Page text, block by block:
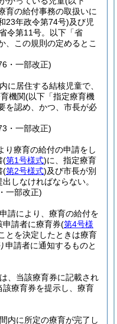
育の給付事務の取扱いに
23年政令第74号)及び児
令第11号。以下「省
、この規則の定めるとこ
・一部改正)
に居住する結核児童で、
機関(以下「指定療育機
を認め、かつ、市長が必
・一部改正)
り療育の給付の申請をし
(第1号様式)に、指定療育
(第2号様式)及び市長が別
しなければならない。
一部改正)
請により、療育の給付を
請者に療育券(第4号様
とを決定したときは療育
申請者に通知するものと
、当該療育券に記載され
療育券を提示し、療育
内に所定の療育が完了し